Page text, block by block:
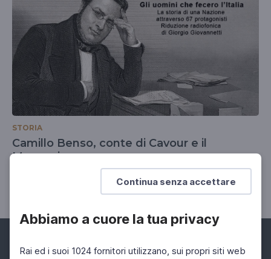
Continua senza accettare
Abbiamo a cuore la tua privacy
Rai ed i suoi 1024 fornitori utilizzano, sui propri siti web
STORIA
Camillo Benso, conte di Cavour e il
Mezzogiorno
"Gli uomini che fecero l'Italia" di Giovanni Spadolini